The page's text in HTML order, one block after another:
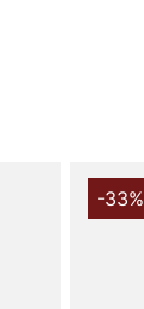
-33%